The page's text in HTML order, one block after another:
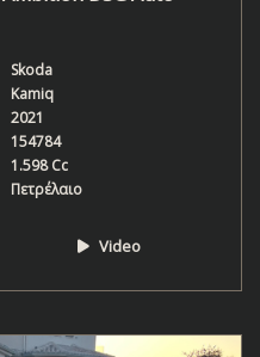
Skoda
Kamiq
2021
154784
1.598 Cc
Πετρέλαιο
Video